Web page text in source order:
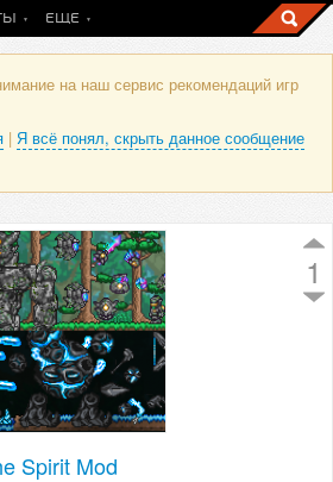
ЕЩЕ
на наш сервис рекомендаций игр
| Я всё понял, скрыть данное сообщение
1
Spirit Mod